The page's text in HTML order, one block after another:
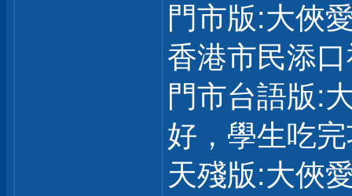
門市版:大俠
香港市民添
門市台語版:
好，學生吃
天殘版:大俠